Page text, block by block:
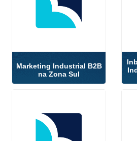
Marketing Industrial B2B
na Zona Sul